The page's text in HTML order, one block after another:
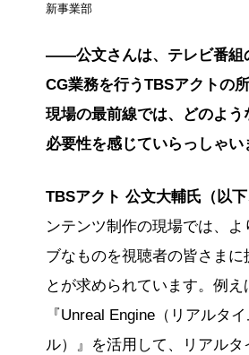
新事業部
――公文さんは、テレビ番組
CG業務を行うTBSアクトの
現場の最前線では、どのよう
必要性を感じていらっしゃい
TBSアクト 公文大輔氏（以下
ンテンツ制作の現場では、よ
ブなものを視聴者の皆さまに
とが求められています。例え
『Unreal Engine（リアルタ
ル）』を活用して、リアルタ